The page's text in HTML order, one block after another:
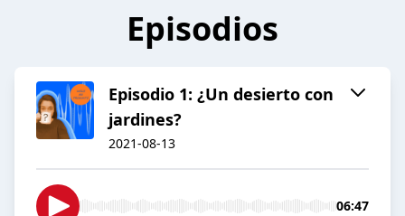
Episodios
Episodio 1: ¿Un desierto con
jardines?
2021-08-13
06:47